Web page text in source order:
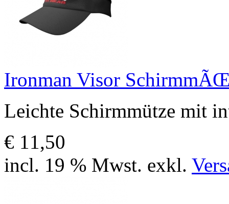
Ironman Visor
Leichte Schirmmütze mit
€ 11,50
incl. 19 % Mwst. exkl.